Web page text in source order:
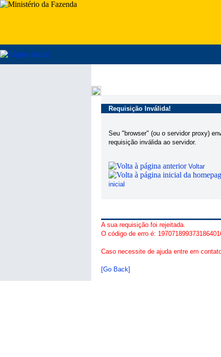
Requisição Inválida!
Seu "browser" (ou o servidor proxy)
requisição inválida ao servidor.
Voltar
inicial
A sua requisição foi rejeitada.
O código de erro é:
Caso necessite de ajuda entre em
[Go Back]